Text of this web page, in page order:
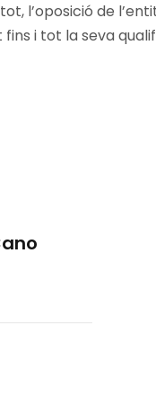
l’oposició de
i tot la seva